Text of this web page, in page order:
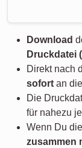
Download
Druckdatei
Direkt nach
sofort an
Die
für nahezu
Wenn Du
zusammen